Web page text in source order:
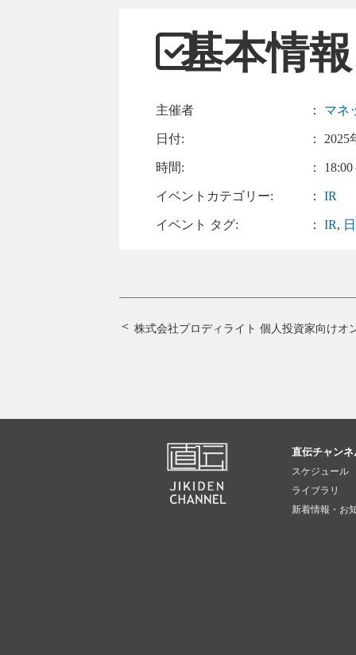
基本情報
主催者 ： マネ
日付: ： 2025
時間: ：
イベントカテゴリー: ：IR
イベント タグ: ：IR,
株式会社プロディライト 個人投資家向けオ
直伝チャン
スケジュール
ライブラリ
新着情報・お